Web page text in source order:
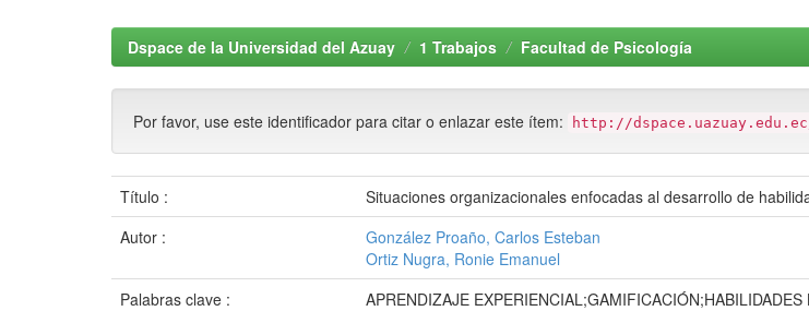
Dspace de la Universidad del Azuay 1 Trabajos Facultad de Psicología
Por favor, use este identificador para citar o enlazar este ítem: http://
Título :
Situaciones organizacionales enfocadas al desarrollo de
Autor :
González Proaño, Carlos Esteban
Ortiz Nugra, Ronie Emanuel
Palabras clave :
APRENDIZAJE